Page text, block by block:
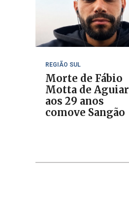
REGIÃO SUL
Morte de Fábio
Motta de Aguiar
aos 29 anos
comove Sangão